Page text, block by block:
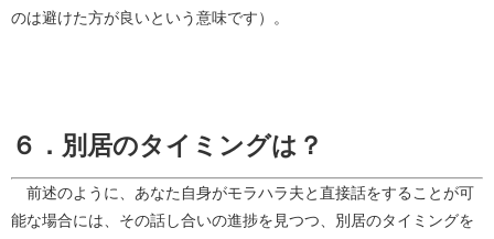
のは避けた方が良いという意味です）。
６．別居のタイミングは？
前述のように、あなた自身がモラハラ夫と直接話をすることが可
能な場合には、その話し合いの進捗を見つつ、別居のタイミングを